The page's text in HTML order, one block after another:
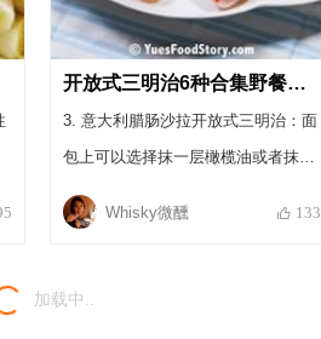
开放式三明治6种合集野餐必备高颜值美食
3. 意大利腊肠沙拉开放式三明治：面
包上可以选择抹一层橄榄油或者抹一
层比较稀的酱料（比如沙拉酱），放
一层蔬菜沙拉，加一片意大利腊肠即
进口超市都有销售。因为腌制的肉更
Whisky微醺 133
加载中..